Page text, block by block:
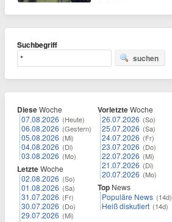
Suchbegriff
suchen
DieseWoche
07.08.2026 (Heute)
06.08.2026 (Gestern)
05.08.2026 (Mi)
04.08.2026 (Di)
03.08.2026 (Mo)
LetzteWoche
02.08.2026 (So)
01.08.2026 (Sa)
31.07.2026 (Fr)
30.07.2026 (Do)
29.07.2026 (Mi)
VorletzteWoche
26.07.2026 (So)
25.07.2026 (Sa)
24.07.2026 (Fr)
23.07.2026 (Do)
22.07.2026 (Mi)
21.07.2026 (Di)
20.07.2026 (Mo)
Top News
Populäre News (14d)
Heiß diskutiert (14d)